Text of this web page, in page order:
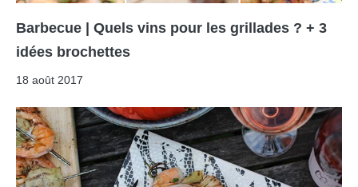
Barbecue | Quels vins pour les grillades ? + 3
idées brochettes
18 août 2017